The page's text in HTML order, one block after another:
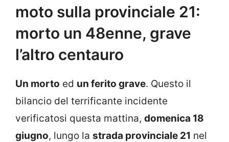
moto sulla provinciale 21:
morto un 48enne, grave
l’altro centauro
Un morto ed un ferito grave. Questo il
bilancio del terrificante incidente
verificatosi questa mattina, domenica 18
giugno, lungo la strada provinciale 21 nel